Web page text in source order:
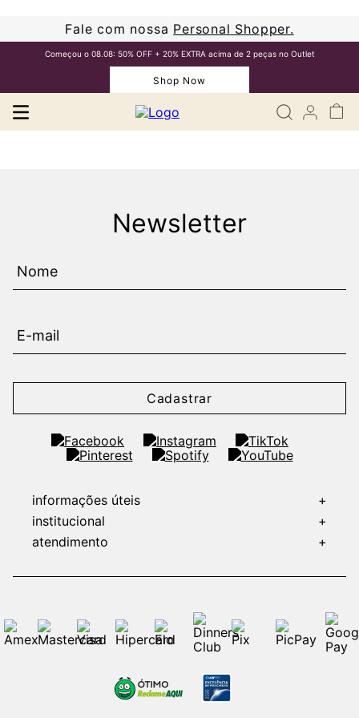
Fale com nossa Personal Shopper.
Começou o 08.08: 50% OFF + 20% EXTRA acima de 2 peças no Outlet
Shop Now
Newsletter
Cadastrar
informações úteis
+
institucional
+
atendimento
+